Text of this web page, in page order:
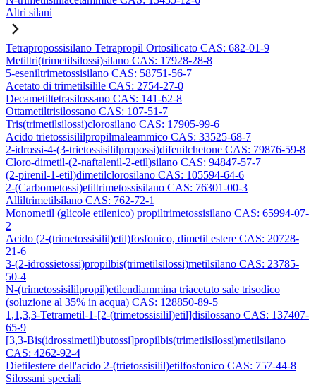
Altri silani
Tetrapropossisilano Tetrapropil Ortosilicato CAS: 682-01-9
Metiltri(trimetilsilossi)silano CAS: 17928-28-8
5-eseniltrimetossisilano CAS: 58751-56-7
Acetato di trimetilsilile CAS: 2754-27-0
Decametiltetrasilossano CAS: 141-62-8
Ottametiltrisilossano CAS: 107-51-7
Tris(trimetilsilossi)clorosilano CAS: 17905-99-6
Acido trietossisililpropilmaleammico CAS: 33525-68-7
2-idrossi-4-(3-trietossisililpropossi)difenilchetone CAS: 79876-59-8
Cloro-dimetil-(2-naftalenil-2-etil)silano CAS: 94847-57-7
(2-pirenil-1-etil)dimetilclorosilano CAS: 105594-64-6
2-(Carbometossi)etiltrimetossisilano CAS: 76301-00-3
Alliltrimetilsilano CAS: 762-72-1
Monometil (glicole etilenico) propiltrimetossisilano CAS: 65994-07-
2
Acido (2-(trimetossisilil)etil)fosfonico, dimetil estere CAS: 20728-
21-6
3-(2-idrossietossi)propilbis(trimetilsilossi)metilsilano CAS: 23785-
50-4
N-(trimetossisililpropil)etilendiammina triacetato sale trisodico
(soluzione al 35% in acqua) CAS: 128850-89-5
1,1,3,3-Tetrametil-1-[2-(trimetossisilil)etil]disilossano CAS: 137407-
65-9
[3,3-Bis(idrossimetil)butossi]propilbis(trimetilsilossi)metilsilano
CAS: 4262-92-4
Dietilestere dell'acido 2-(trietossisilil)etilfosfonico CAS: 757-44-8
Silossani speciali